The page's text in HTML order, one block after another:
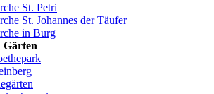
St. Petri
St. Johannes der Täufer
in Burg
Gärten